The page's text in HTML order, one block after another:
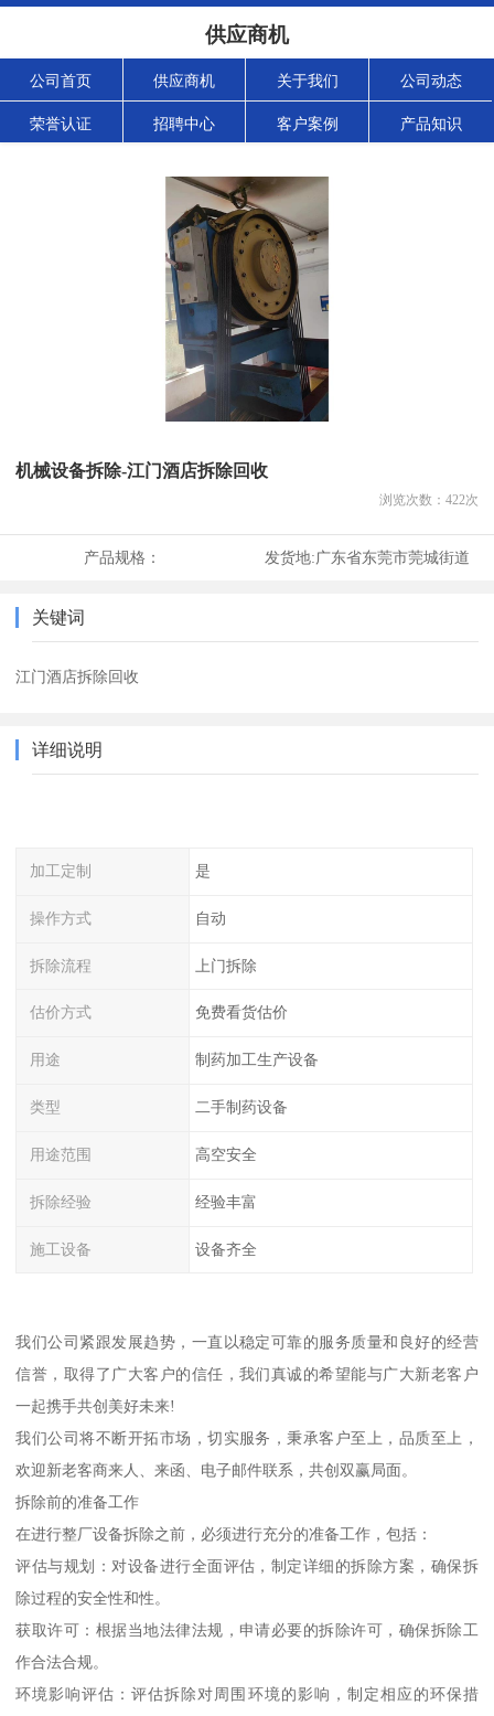
供应商机
公司首页 供应商机 关于我们 公司动态
荣誉认证 招聘中心 客户案例 产品知识
机械设备拆除-江门酒店拆除回收
浏览次数： 422次
产品规格： 发货地:广东省东莞市莞城街道
关键词
江门酒店拆除回收
详细说明
加工定制 是
操作方式 自动
拆除流程 上门拆除
估价方式 免费看货估价
用途 制药加工生产设备
类型 二手制药设备
用途范围 高空安全
拆除经验 经验丰富
施工设备 设备齐全
我们公司紧跟发展趋势，一直以稳定可靠的服务质量和良好的经营
信誉，取得了广大客户的信任，我们真诚的希望能与广大新老客户
一起携手共创美好未来!
我们公司将不断开拓市场，切实服务，秉承客户至上，品质至上，
欢迎新老客商来人、来函、电子邮件联系，共创双赢局面。
拆除前的准备工作
在进行整厂设备拆除之前，必须进行充分的准备工作，包括：
评估与规划：对设备进行全面评估，制定详细的拆除方案，确保拆
除过程的安全性和性。
获取许可：根据当地法律法规，申请必要的拆除许可，确保拆除工
作合法合规。
环境影响评估：评估拆除对周围环境的影响，制定相应的环保措